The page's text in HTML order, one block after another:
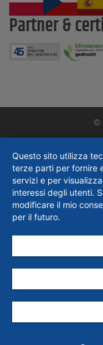
Partner &
©
Questo sito utilizza
terze parti per fornire
servizi e per
interessi degli utenti.
modificare il mio
per il futuro.